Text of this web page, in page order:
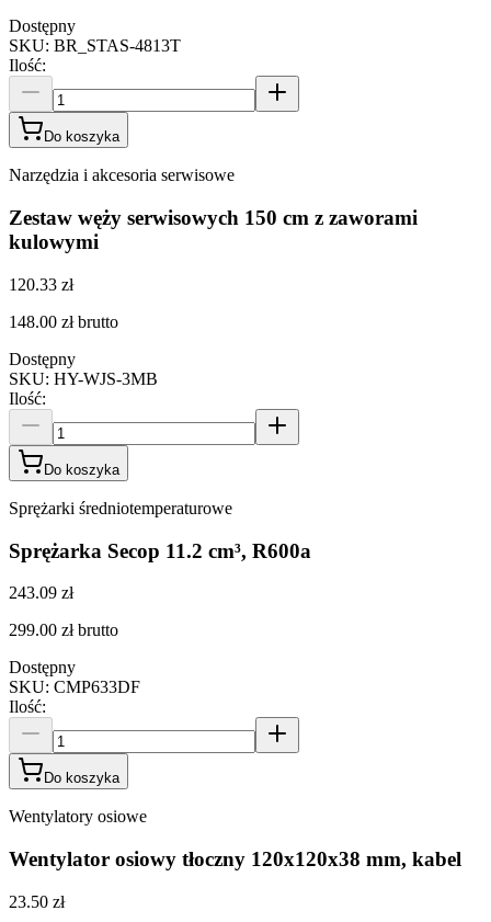
Dostępny
SKU: BR_STAS-4813T
Ilość:
Do koszyka
Narzędzia i akcesoria serwisowe
Zestaw węży serwisowych 150 cm z zaworami
kulowymi
120.33 zł
148.00 zł brutto
Dostępny
SKU: HY-WJS-3MB
Ilość:
Do koszyka
Sprężarki średniotemperaturowe
Sprężarka Secop 11.2 cm³, R600a
243.09 zł
299.00 zł brutto
Dostępny
SKU: CMP633DF
Ilość:
Do koszyka
Wentylatory osiowe
Wentylator osiowy tłoczny 120x120x38 mm, kabel
23.50 zł